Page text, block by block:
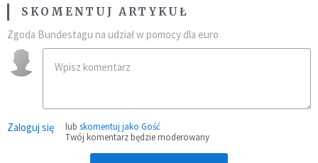
SKOMENTUJ ARTYKUŁ
Zgoda Bundestagu na udział w pomocy dla euro
Zaloguj się lub skomentuj jako Gość
Twój komentarz będzie moderowany